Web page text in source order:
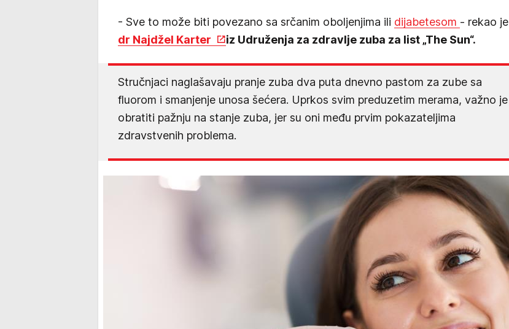
- Sve to može biti povezano sa srčanim oboljenjima ili dijabetesom - rekao je
dr Najdžel Karter
iz Udruženja za zdravlje zuba za list „The Sun“.
Stručnjaci naglašavaju pranje zuba dva puta dnevno pastom za zube sa
fluorom i smanjenje unosa šećera. Uprkos svim preduzetim merama, važno je
obratiti pažnju na stanje zuba, jer su oni među prvim pokazateljima
zdravstvenih problema.